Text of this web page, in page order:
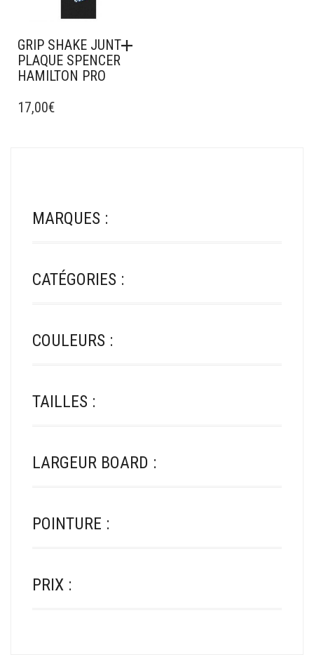
GRIP SHAKE JUNT
PLAQUE SPENCER
HAMILTON PRO
17,00€
MARQUES :
CATÉGORIES :
COULEURS :
TAILLES :
LARGEUR BOARD :
POINTURE :
PRIX :